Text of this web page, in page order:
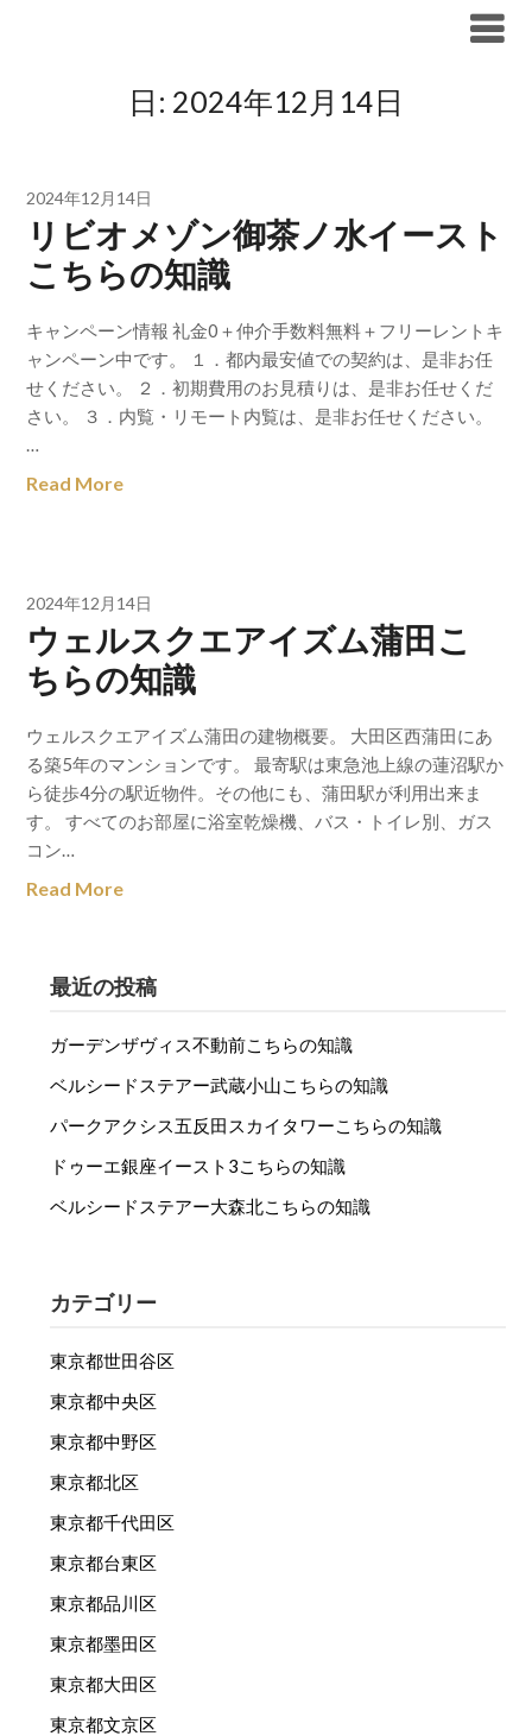
日: 2024年12月14日
2024年12月14日
リビオメゾン御茶ノ水イースト
こちらの知識
キャンペーン情報 礼金0＋仲介手数料無料＋フリーレントキ
ャンペーン中です。 １．都内最安値での契約は、是非お任
せください。 ２．初期費用のお見積りは、是非お任せくだ
さい。 ３．内覧・リモート内覧は、是非お任せください。
…
Read More
2024年12月14日
ウェルスクエアイズム蒲田こ
ちらの知識
ウェルスクエアイズム蒲田の建物概要。 大田区西蒲田にあ
る築5年のマンションです。 最寄駅は東急池上線の蓮沼駅か
ら徒歩4分の駅近物件。その他にも、蒲田駅が利用出来ま
す。 すべてのお部屋に浴室乾燥機、バス・トイレ別、ガス
コン…
Read More
最近の投稿
ガーデンザヴィス不動前こちらの知識
ベルシードステアー武蔵小山こちらの知識
パークアクシス五反田スカイタワーこちらの知識
ドゥーエ銀座イースト3こちらの知識
ベルシードステアー大森北こちらの知識
カテゴリー
東京都世田谷区
東京都中央区
東京都中野区
東京都北区
東京都千代田区
東京都台東区
東京都品川区
東京都墨田区
東京都大田区
東京都文京区